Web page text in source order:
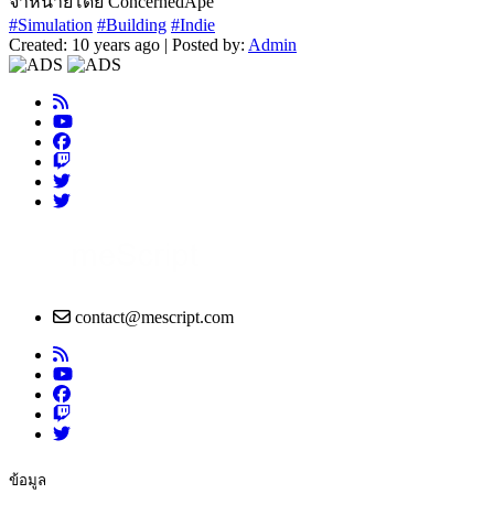
#Simulation #Building #Indie
Created: 10 years ago | Posted by: Admin
contact@mescript.com
ข้อมูล